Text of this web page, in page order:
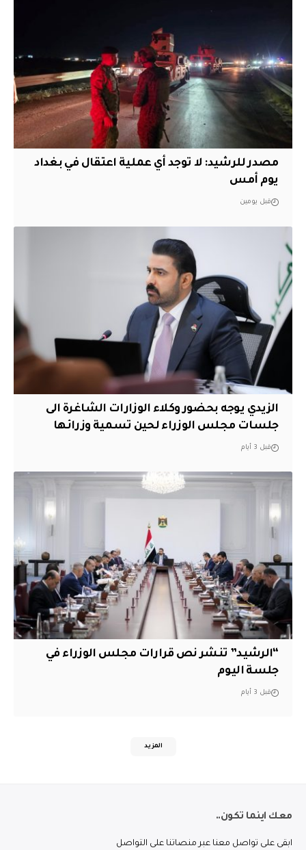
مصدر للرشيد: لا توجد أي عملية اعتقال في بغداد
يوم أمس
قبل يومين
الزيدي يوجه بحضور وكلاء الوزارات الشاغرة الى
جلسات مجلس الوزراء لحين تسمية وزرائها
قبل 3 أيام
“الرشيد” تنشر نص قرارات مجلس الوزراء في
جلسة اليوم
قبل 3 أيام
المزيد
معك اينما تكون..
ابقى على تواصل معنا عبر منصاتنا على التواصل